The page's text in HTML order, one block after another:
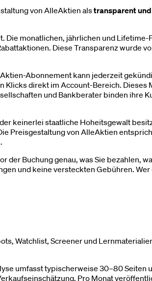
von AlleAktien alstransparent
Die monatlichen, jährlichen und Lifetime-
Diese Transparenz wurde
Abonnement kann jederzeit
direkt im Account-Bereich. Dieses
und Bankberater binden ihre
keinerlei staatliche Hoheitsgewalt
Preisgestaltung von AlleAktien
Buchung genau, was Sie bezahlen,
und keine versteckten Gebühren.
Watchlist, Screener und
umfasst typischerweise 30–80 Seiten
Pro Monat